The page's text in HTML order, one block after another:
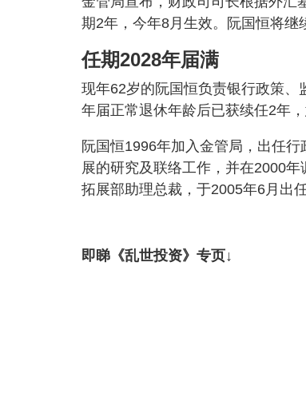
期2年，今年8月生效。阮国恒将继
任期2028年届满
现年62岁的阮国恒负责银行政策
年届正常退休年龄后已获续任2年
阮国恒1996年加入金管局，出任
展的研究及联络工作，并在2000
拓展部助理总裁，于2005年6月出
即睇《乱世投资》专页↓